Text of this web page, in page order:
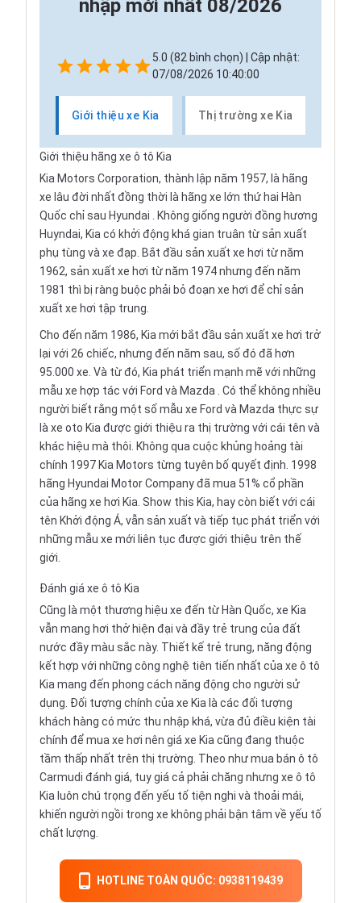
nhập mới nhất 08/2026
5.0 (82 bình chọn) | Cập nhật:
07/08/2026 10:40:00
Giới thiệu xe Kia Thị trường xe Kia
Giới thiệu hãng xe ô tô Kia
Kia Motors Corporation, thành lập năm 1957, là hãng
xe lâu đời nhất đồng thời là hãng xe lớn thứ hai Hàn
Quốc chỉ sau Hyundai . Không giống người đồng hương
Huyndai, Kia có khởi động khá gian truân từ sản xuất
phụ tùng và xe đạp. Bắt đầu sản xuất xe hơi từ năm
1962, sản xuất xe hơi từ năm 1974 nhưng đến năm
1981 thì bị ràng buộc phải bỏ đoạn xe hơi để chỉ sản
xuất xe hơi tập trung.
Cho đến năm 1986, Kia mới bắt đầu sản xuất xe hơi trở
lại với 26 chiếc, nhưng đến năm sau, số đó đã hơn
95.000 xe. Và từ đó, Kia phát triển mạnh mẽ với những
mẫu xe hợp tác với Ford và Mazda . Có thể không nhiều
người biết rằng một số mẫu xe Ford và Mazda thực sự
là xe oto Kia được giới thiệu ra thị trường với cái tên và
khác hiệu mà thôi. Không qua cuộc khủng hoảng tài
chính 1997 Kia Motors từng tuyên bố quyết định. 1998
hãng Hyundai Motor Company đã mua 51% cổ phần
của hãng xe hơi Kia. Show this Kia, hay còn biết với cái
tên Khởi động Á, vẫn sản xuất và tiếp tục phát triển với
những mẫu xe mới liên tục được giới thiệu trên thế
giới.
Đánh giá xe ô tô Kia
Cũng là một thương hiệu xe đến từ Hàn Quốc, xe Kia
vẫn mang hơi thở hiện đại và đầy trẻ trung của đất
nước đầy màu sắc này. Thiết kế trẻ trung, năng động
kết hợp với những công nghệ tiên tiến nhất của xe ô tô
Kia mang đến phong cách năng động cho người sử
dụng. Đối tượng chính của xe Kia là các đối tượng
khách hàng có mức thu nhập khá, vừa đủ điều kiện tài
chính để mua xe hơi nên giá xe Kia cũng đang thuộc
tầm thấp nhất trên thị trường. Theo như mua bán ô tô
Carmudi đánh giá, tuy giá cả phải chăng nhưng xe ô tô
Kia luôn chú trọng đến yếu tố tiện nghi và thoải mái,
khiến người ngồi trong xe không phải bận tâm về yếu tố
chất lượng.
HOTLINE TOÀN QUỐC: 0938119439